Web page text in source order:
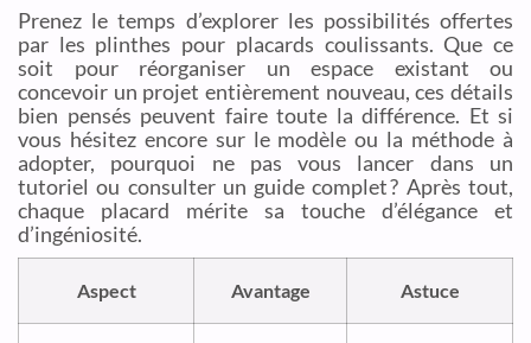
Prenez le temps d’explorer les possibilités offertes
par les plinthes pour placards coulissants. Que ce
soit pour réorganiser un espace existant ou
concevoir un projet entièrement nouveau, ces détails
bien pensés peuvent faire toute la différence. Et si
vous hésitez encore sur le modèle ou la méthode à
adopter, pourquoi ne pas vous lancer dans un
tutoriel ou consulter un guide complet ? Après tout,
chaque placard mérite sa touche d’élégance et
d’ingéniosité.
Aspect Avantage Astuce